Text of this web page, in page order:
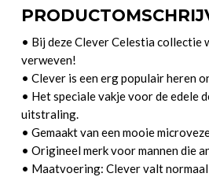
• Bij deze Clever Celestia collectie
verweven!
• Clever is een erg populair heren
• Het speciale vakje voor de edele
uitstraling.
• Gemaakt van een mooie
• Origineel merk voor mannen die
• Maatvoering: Clever valt